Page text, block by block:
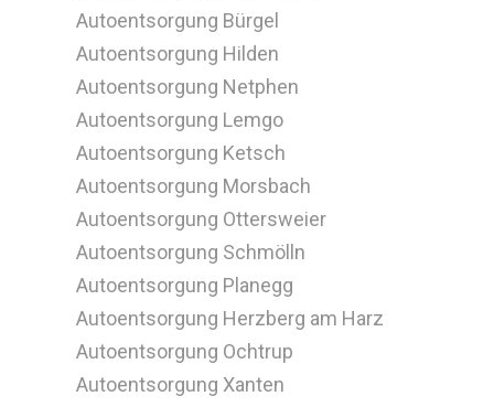
Autoentsorgung Bürgel
Autoentsorgung Hilden
Autoentsorgung Netphen
Autoentsorgung Lemgo
Autoentsorgung Ketsch
Autoentsorgung Morsbach
Autoentsorgung Ottersweier
Autoentsorgung Schmölln
Autoentsorgung Planegg
Autoentsorgung Herzberg am Harz
Autoentsorgung Ochtrup
Autoentsorgung Xanten